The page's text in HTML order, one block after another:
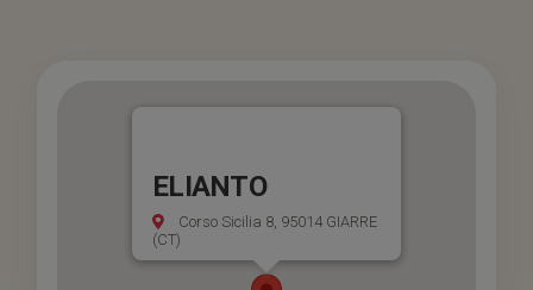
ELIANTO
Corso Sicilia 8, 95014 GIARRE
(CT)